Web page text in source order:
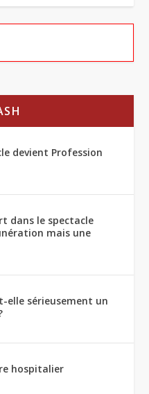
devient Profession
dans le spectacle
mais une
elle sérieusement un
hospitalier